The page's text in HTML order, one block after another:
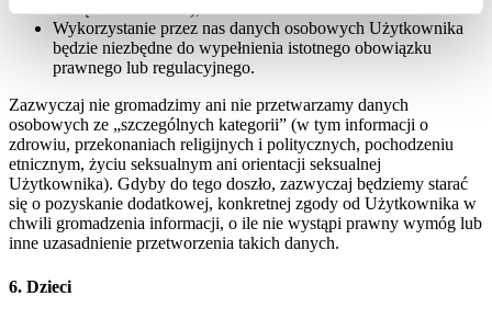
Wykorzystanie przez nas danych osobowych Użytkownika
będzie niezbędne do wypełnienia istotnego obowiązku
prawnego lub regulacyjnego.
Zazwyczaj nie gromadzimy ani nie przetwarzamy danych
osobowych ze „szczególnych kategorii” (w tym informacji o
zdrowiu, przekonaniach religijnych i politycznych, pochodzeniu
etnicznym, życiu seksualnym ani orientacji seksualnej
Użytkownika). Gdyby do tego doszło, zazwyczaj będziemy starać
się o pozyskanie dodatkowej, konkretnej zgody od Użytkownika w
chwili gromadzenia informacji, o ile nie wystąpi prawny wymóg lub
inne uzasadnienie przetworzenia takich danych.
6. Dzieci